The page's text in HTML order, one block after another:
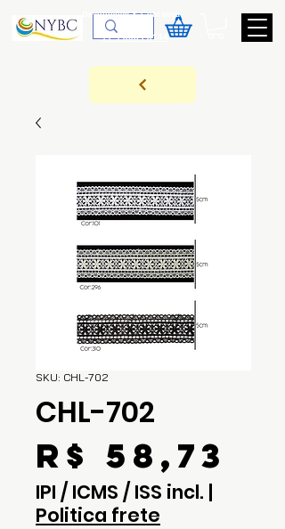
Devoluções & Cobrança
11-9-3089-3144
SKU: CHL-702
CHL-702
R$ 58,73
IPI / ICMS / ISS incl. |
Politica frete